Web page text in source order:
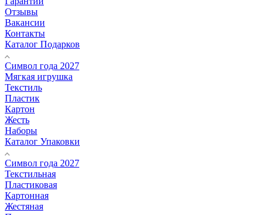
Отзывы
Вакансии
Контакты
Каталог Подарков
Символ года 2027
Мягкая игрушка
Текстиль
Пластик
Картон
Жесть
Наборы
Каталог Упаковки
Символ года 2027
Текстильная
Пластиковая
Картонная
Жестяная